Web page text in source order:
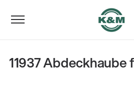
11937 Abdeckhaube